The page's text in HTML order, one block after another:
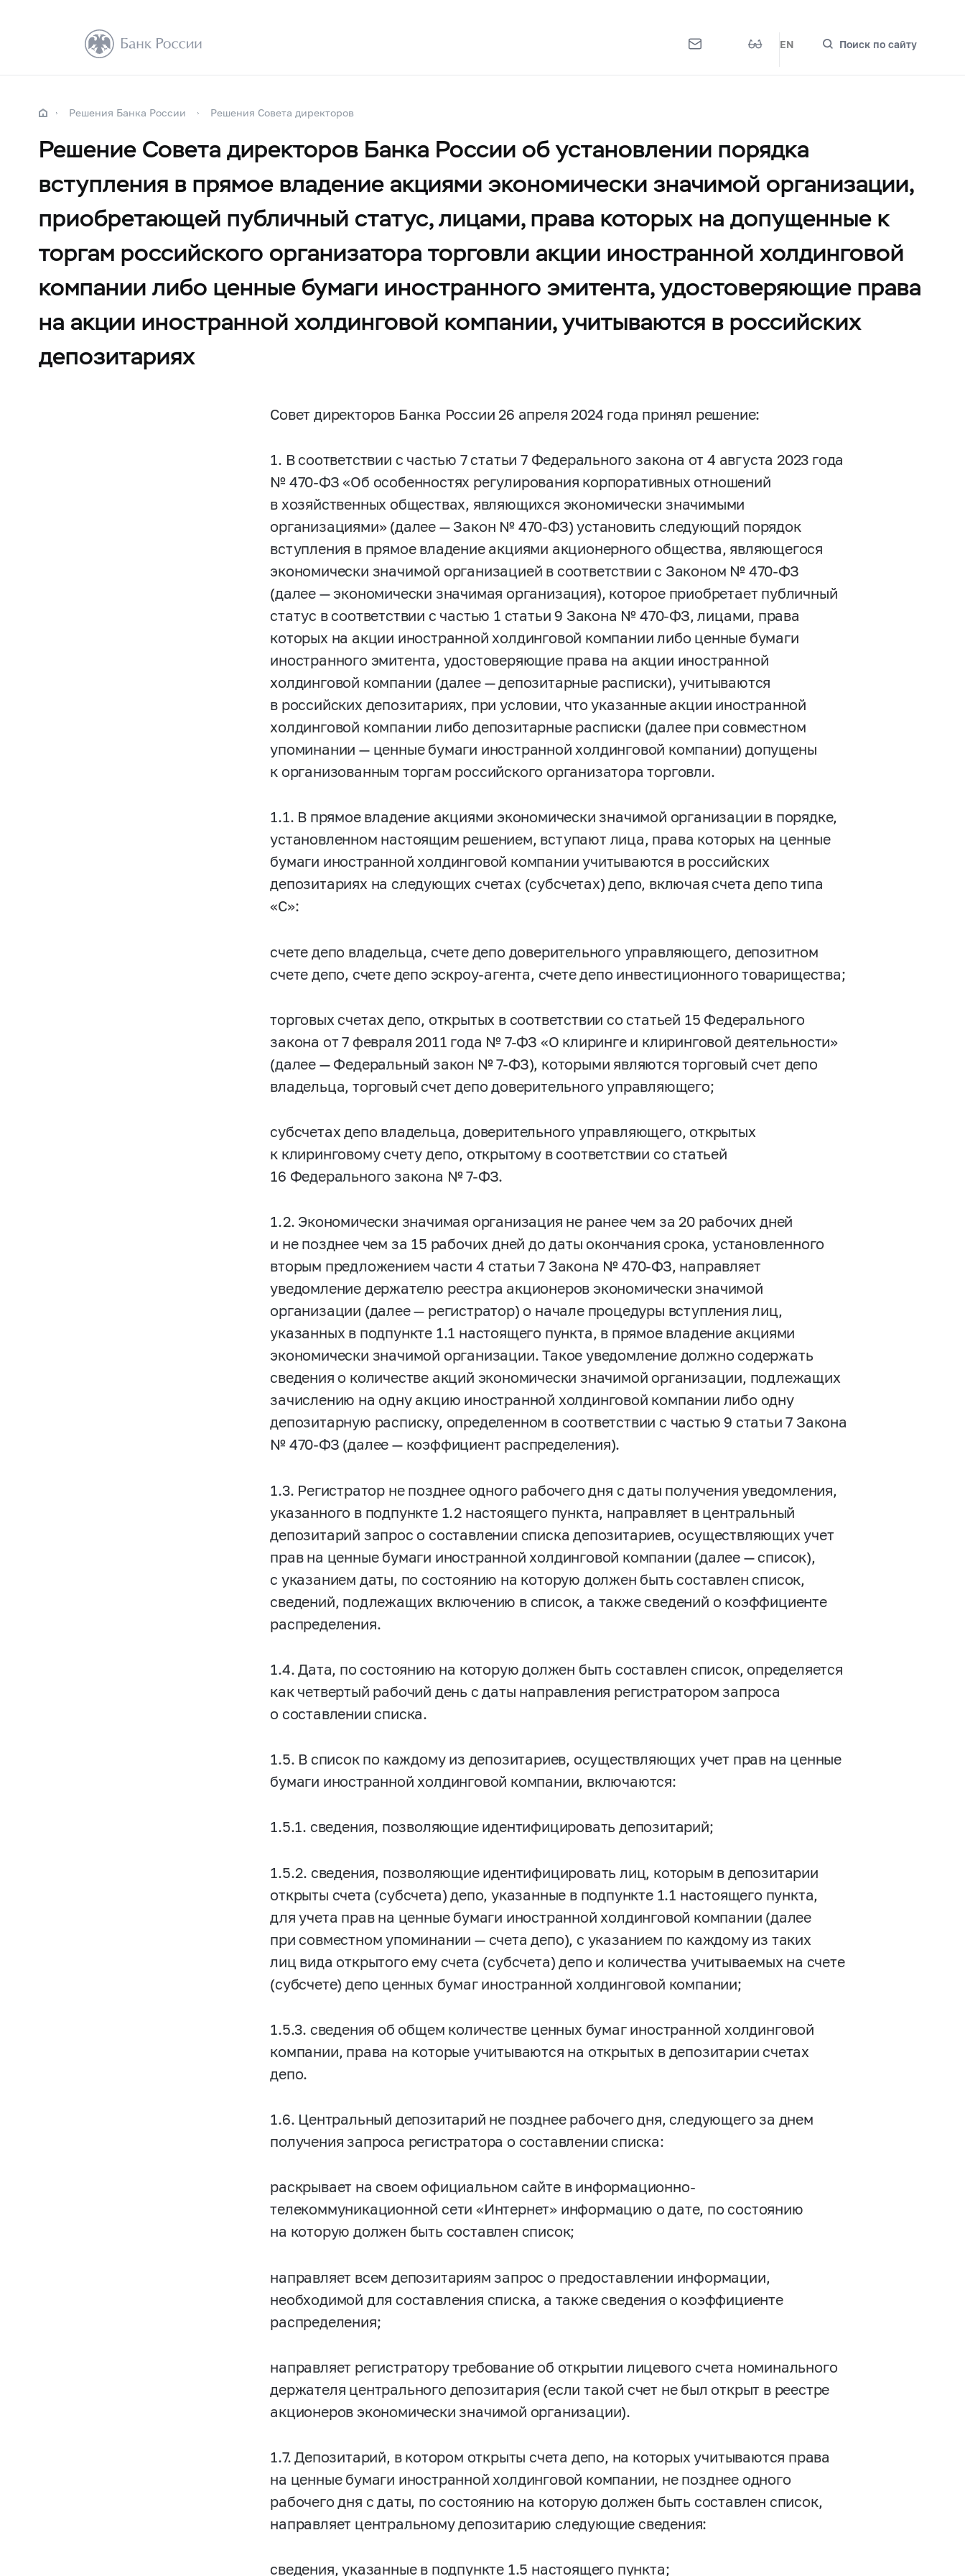
EN Поиск по сайту
Решения Банка России Решения Совета директоров
Решение Совета директоров Банка России об установлении порядка
вступления в прямое владение акциями экономически значимой организации,
приобретающей публичный статус, лицами, права которых на допущенные к
торгам российского организатора торговли акции иностранной холдинговой
компании либо ценные бумаги иностранного эмитента, удостоверяющие права
на акции иностранной холдинговой компании, учитываются в российских
депозитариях
Совет директоров Банка России 26 апреля 2024 года принял решение:
1. В соответствии с частью 7 статьи 7 Федерального закона от 4 августа 2023 года
№ 470-ФЗ «Об особенностях регулирования корпоративных отношений
в хозяйственных обществах, являющихся экономически значимыми
организациями» (далее — Закон № 470-ФЗ) установить следующий порядок
вступления в прямое владение акциями акционерного общества, являющегося
экономически значимой организацией в соответствии с Законом № 470-ФЗ
(далее — экономически значимая организация), которое приобретает публичный
статус в соответствии с частью 1 статьи 9 Закона №470-ФЗ, лицами, права
которых на акции иностранной холдинговой компании либо ценные бумаги
иностранного эмитента, удостоверяющие права на акции иностранной
холдинговой компании (далее — депозитарные расписки), учитываются
в российских депозитариях, при условии, что указанные акции иностранной
холдинговой компании либо депозитарные расписки (далее при совместном
упоминании — ценные бумаги иностранной холдинговой компании) допущены
к организованным торгам российского организатора торговли.
1.1. В прямое владение акциями экономически значимой организации в порядке,
установленном настоящим решением, вступают лица, права которых на ценные
бумаги иностранной холдинговой компании учитываются в российских
депозитариях на следующих счетах (субсчетах) депо, включая счета депо типа
«С»:
счете депо владельца, счете депо доверительного управляющего, депозитном
счете депо, счете депо эскроу-агента, счете депо инвестиционного товарищества;
торговых счетах депо, открытых в соответствии со статьей 15 Федерального
закона от 7 февраля 2011 года № 7-ФЗ «О клиринге и клиринговой деятельности»
(далее — Федеральный закон №7-ФЗ), которыми являются торговый счет депо
владельца, торговый счет депо доверительного управляющего;
субсчетах депо владельца, доверительного управляющего, открытых
к клиринговому счету депо, открытому в соответствии со статьей
16 Федерального закона №7-ФЗ.
1.2. Экономически значимая организация не ранее чем за 20 рабочих дней
и не позднее чем за 15 рабочих дней до даты окончания срока, установленного
вторым предложением части 4 статьи 7 Закона №470-ФЗ, направляет
уведомление держателю реестра акционеров экономически значимой
организации (далее — регистратор) о начале процедуры вступления лиц,
указанных в подпункте 1.1 настоящего пункта, в прямое владение акциями
экономически значимой организации. Такое уведомление должно содержать
сведения о количестве акций экономически значимой организации, подлежащих
зачислению на одну акцию иностранной холдинговой компании либо одну
депозитарную расписку, определенном в соответствии с частью 9 статьи 7 Закона
№ 470-ФЗ (далее — коэффициент распределения).
1.3. Регистратор не позднее одного рабочего дня с даты получения уведомления,
указанного в подпункте 1.2 настоящего пункта, направляет в центральный
депозитарий запрос о составлении списка депозитариев, осуществляющих учет
прав на ценные бумаги иностранной холдинговой компании (далее — список),
с указанием даты, по состоянию на которую должен быть составлен список,
сведений, подлежащих включению в список, а также сведений о коэффициенте
распределения.
1.4. Дата, по состоянию на которую должен быть составлен список, определяется
как четвертый рабочий день с даты направления регистратором запроса
о составлении списка.
1.5. В список по каждому из депозитариев, осуществляющих учет прав на ценные
бумаги иностранной холдинговой компании, включаются:
1.5.1. сведения, позволяющие идентифицировать депозитарий;
1.5.2. сведения, позволяющие идентифицировать лиц, которым в депозитарии
открыты счета (субсчета) депо, указанные в подпункте 1.1 настоящего пункта,
для учета прав на ценные бумаги иностранной холдинговой компании (далее
при совместном упоминании — счета депо), с указанием по каждому из таких
лиц вида открытого ему счета (субсчета) депо и количества учитываемых на счете
(субсчете) депо ценных бумаг иностранной холдинговой компании;
1.5.3. сведения об общем количестве ценных бумаг иностранной холдинговой
компании, права на которые учитываются на открытых в депозитарии счетах
депо.
1.6. Центральный депозитарий не позднее рабочего дня, следующего за днем
получения запроса регистратора о составлении списка:
раскрывает на своем официальном сайте в информационно-
телекоммуникационной сети «Интернет» информацию о дате, по состоянию
на которую должен быть составлен список;
направляет всем депозитариям запрос о предоставлении информации,
необходимой для составления списка, а также сведения о коэффициенте
распределения;
направляет регистратору требование об открытии лицевого счета номинального
держателя центрального депозитария (если такой счет не был открыт в реестре
акционеров экономически значимой организации).
1.7. Депозитарий, в котором открыты счета депо, на которых учитываются права
на ценные бумаги иностранной холдинговой компании, не позднее одного
рабочего дня с даты, по состоянию на которую должен быть составлен список,
направляет центральному депозитарию следующие сведения:
сведения, указанные в подпункте 1.5 настоящего пункта;